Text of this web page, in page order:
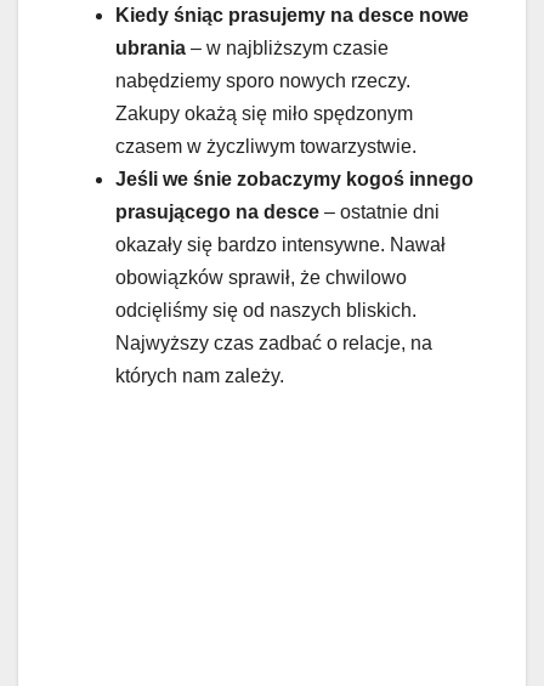
Kiedy śniąc prasujemy na desce nowe
ubrania – w najbliższym czasie
nabędziemy sporo nowych rzeczy.
Zakupy okażą się miło spędzonym
czasem w życzliwym towarzystwie.
Jeśli we śnie zobaczymy kogoś innego
prasującego na desce – ostatnie dni
okazały się bardzo intensywne. Nawał
obowiązków sprawił, że chwilowo
odcięliśmy się od naszych bliskich.
Najwyższy czas zadbać o relacje, na
których nam zależy.